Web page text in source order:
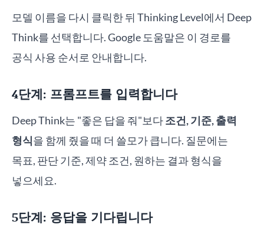
모델 이름을 다시 클릭한 뒤 Thinking Level에서 Deep
Think를 선택합니다. Google 도움말은 이 경로를
공식 사용 순서로 안내합니다.
4단계: 프롬프트를 입력합니다
Deep Think는 "좋은 답을 줘"보다조건, 기준, 출력
형식을 함께 줬을 때 더 쓸모가 큽니다. 질문에는
목표, 판단 기준, 제약 조건, 원하는 결과 형식을
넣으세요.
5단계: 응답을 기다립니다